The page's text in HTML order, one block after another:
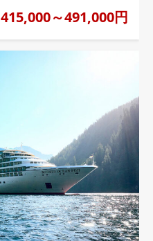
415,000～491,000円